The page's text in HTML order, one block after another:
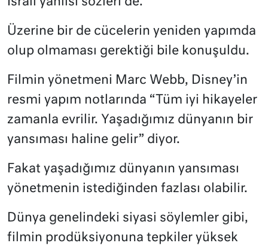
Üzerine bir de cücelerin yeniden yapımda
olup olmaması gerektiği bile konuşuldu.
Filmin yönetmeni Marc Webb, Disney’in
resmi yapım notlarında “Tüm iyi hikayeler
zamanla evrilir. Yaşadığımız dünyanın bir
yansıması haline gelir” diyor.
Fakat yaşadığımız dünyanın yansıması
yönetmenin istediğinden fazlası olabilir.
Dünya genelindeki siyasi söylemler gibi,
filmin prodüksiyonuna tepkiler yüksek